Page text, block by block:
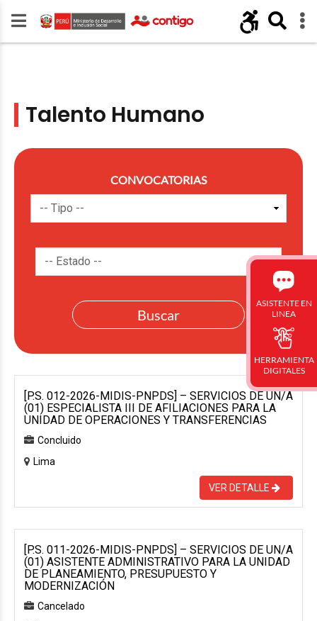
Talento Humano
CONVOCATORIAS
[P.S. 012-2026-MIDIS-PNPDS] – SERVICIOS DE UN/A
(01) ESPECIALISTA III DE AFILIACIONES PARA LA
UNIDAD DE OPERACIONES Y TRANSFERENCIAS
Concluido
Lima
VER DETALLE
[P.S. 011-2026-MIDIS-PNPDS] – SERVICIOS DE UN/A
(01) ASISTENTE ADMINISTRATIVO PARA LA UNIDAD
DE PLANEAMIENTO, PRESUPUESTO Y
MODERNIZACIÓN
Cancelado
ASISTENTE EN
LINEA
HERRAMIENTA
DIGITALES